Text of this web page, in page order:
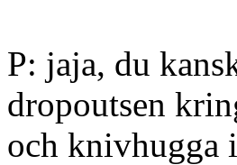
P: jaja, du
dropoutsen
och